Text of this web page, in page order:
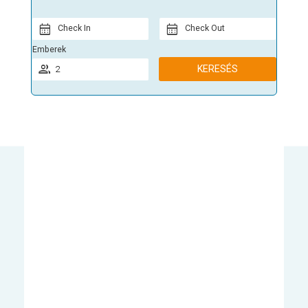
Check In Check Out
Emberek
KERESÉS